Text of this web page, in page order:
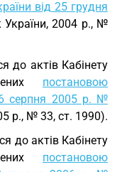
від 25 грудня
України, 2004 р., №
до актів Кабінету
постановою
серпня 2005 р. №
р., № 33, ст. 1990).
до актів Кабінету
постановою